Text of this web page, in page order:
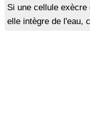
Si une cellule
elle intègre de l'eau,